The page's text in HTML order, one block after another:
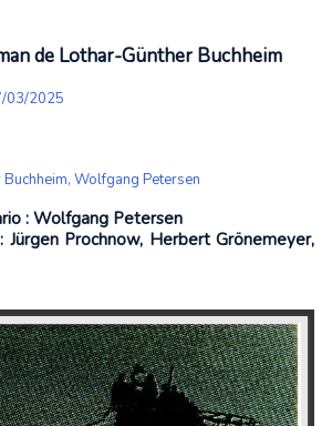
de Lothar-Günther Buchheim
03/2025
, Wolfgang Petersen
: Wolfgang Petersen
Jürgen Prochnow, Herbert Grönemeyer,